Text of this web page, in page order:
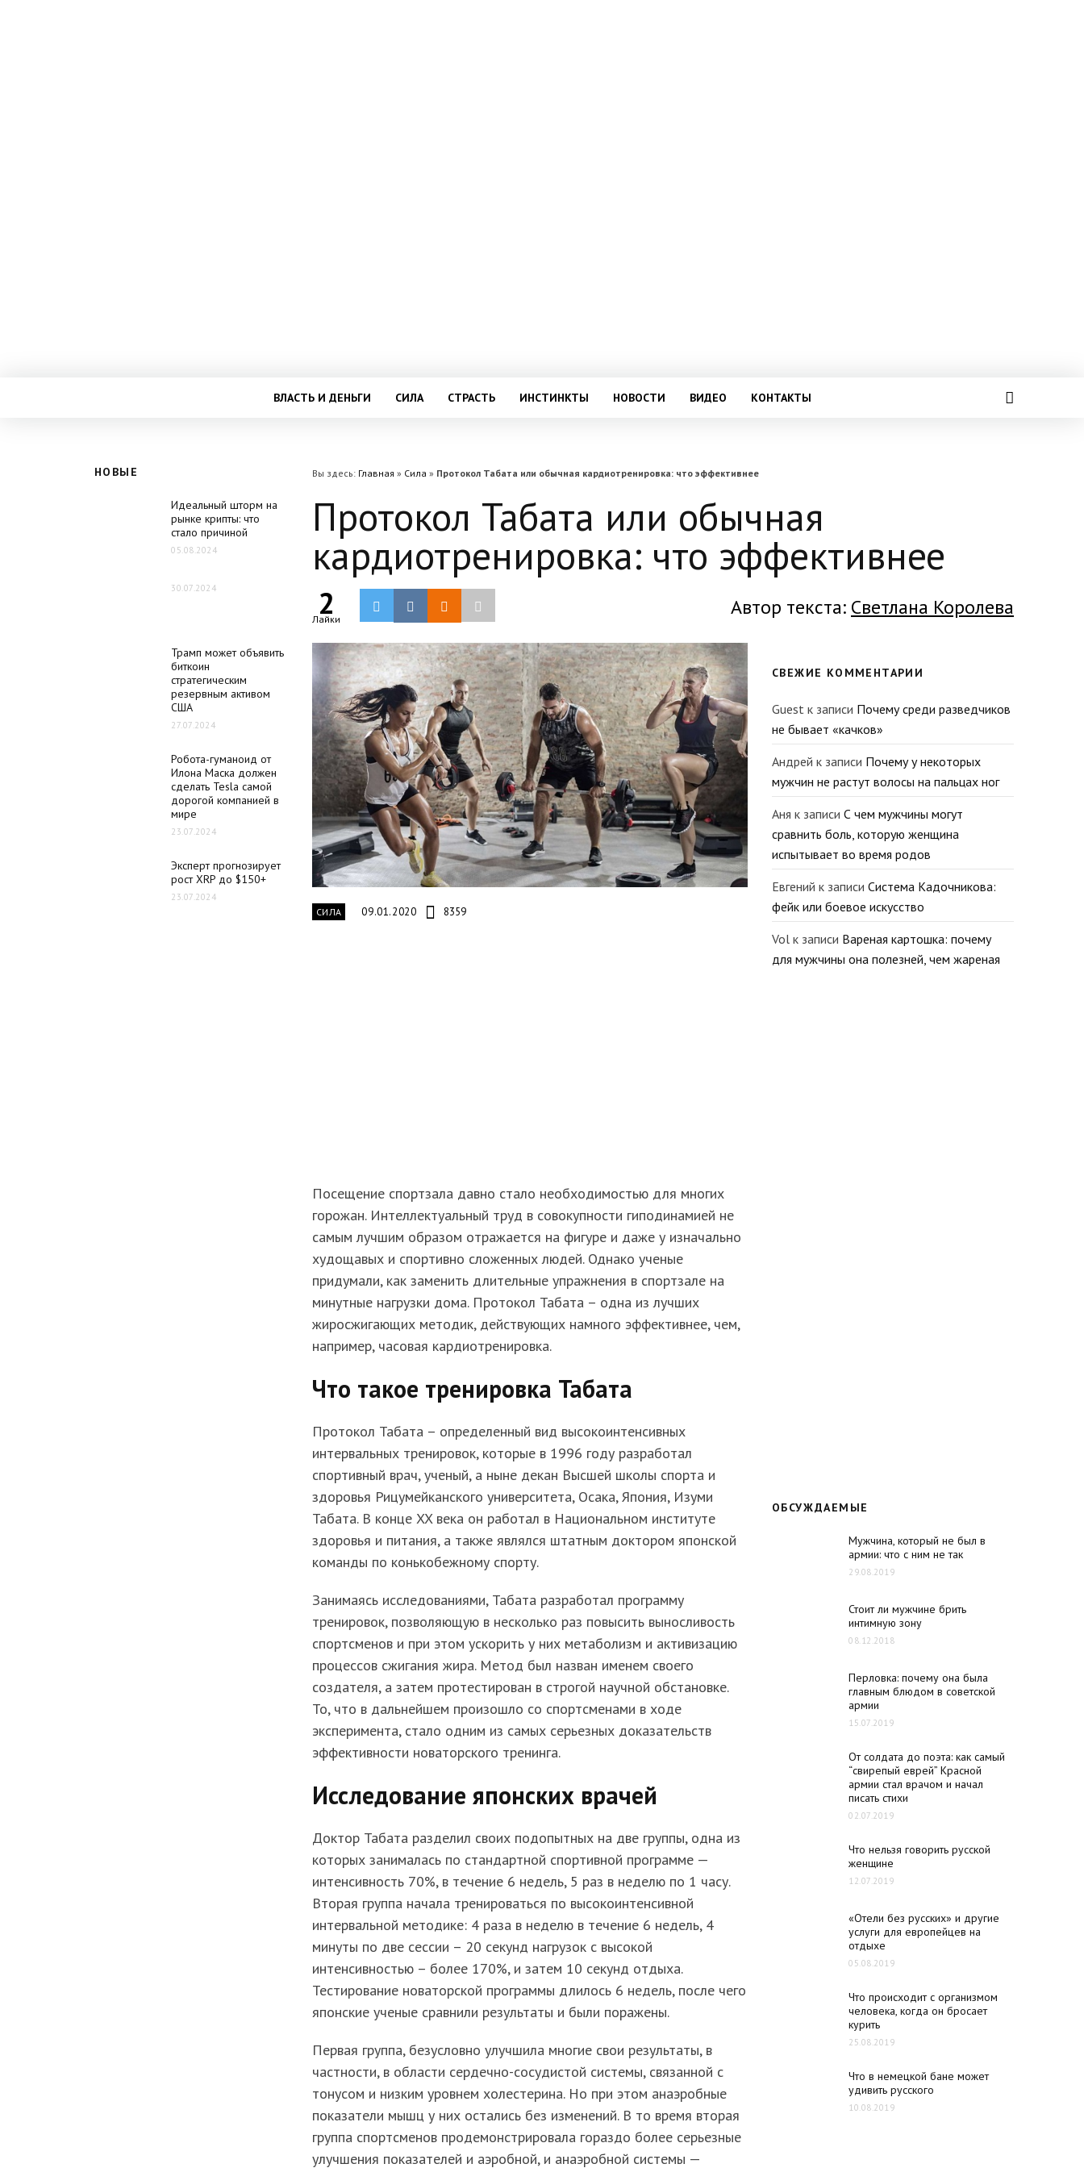
ВЛАСТЬ И ДЕНЬГИ СИЛА СТРАСТЬ ИНСТИНКТЫ НОВОСТИ ВИДЕО КОНТАКТЫ
НОВЫЕ
Идеальный шторм на
рынке крипты: что
стало причиной
05.08.2024
30.07.2024
Трамп может объявить
биткоин
стратегическим
резервным активом
США
27.07.2024
Робота-гуманоид от
Илона Маска должен
сделать Tesla самой
дорогой компанией в
мире
23.07.2024
Эксперт прогнозирует
рост XRP до $150+
23.07.2024
Вы здесь: Главная » Сила » Протокол Табата или обычная кардиотренировка: что эффективнее
Протокол Табата или обычная
кардиотренировка: что эффективнее
2
Лайки Автор текста: Светлана Королева
СИЛА 09.01.2020 8359
Посещение спортзала давно стало необходимостью для многих
горожан. Интеллектуальный труд в совокупности гиподинамией не
самым лучшим образом отражается на фигуре и даже у изначально
худощавых и спортивно сложенных людей. Однако ученые
придумали, как заменить длительные упражнения в спортзале на
минутные нагрузки дома. Протокол Табата – одна из лучших
жиросжигающих методик, действующих намного эффективнее, чем,
например, часовая кардиотренировка.
Что такое тренировка Табата
Протокол Табата – определенный вид высокоинтенсивных
интервальных тренировок, которые в 1996 году разработал
спортивный врач, ученый, а ныне декан Высшей школы спорта и
здоровья Рицумейканского университета, Осака, Япония, Изуми
Табата. В конце XX века он работал в Национальном институте
здоровья и питания, а также являлся штатным доктором японской
команды по конькобежному спорту.
Занимаясь исследованиями, Табата разработал программу
тренировок, позволяющую в несколько раз повысить выносливость
спортсменов и при этом ускорить у них метаболизм и активизацию
процессов сжигания жира. Метод был назван именем своего
создателя, а затем протестирован в строгой научной обстановке.
То, что в дальнейшем произошло со спортсменами в ходе
эксперимента, стало одним из самых серьезных доказательств
эффективности новаторского тренинга.
Исследование японских врачей
Доктор Табата разделил своих подопытных на две группы, одна из
которых занималась по стандартной спортивной программе —
интенсивность 70%, в течение 6 недель, 5 раз в неделю по 1 часу.
Вторая группа начала тренироваться по высокоинтенсивной
интервальной методике: 4 раза в неделю в течение 6 недель, 4
минуты по две сессии – 20 секунд нагрузок с высокой
интенсивностью – более 170%, и затем 10 секунд отдыха.
Тестирование новаторской программы длилось 6 недель, после чего
японские ученые сравнили результаты и были поражены.
Первая группа, безусловно улучшила многие свои результаты, в
частности, в области сердечно-сосудистой системы, связанной с
тонусом и низким уровнем холестерина. Но при этом анаэробные
показатели мышц у них остались без изменений. В то время вторая
группа спортсменов продемонстрировала гораздо более серьезные
улучшения показателей и аэробной, и анаэробной системы —
СВЕЖИЕ КОММЕНТАРИИ
Guest к записи Почему среди разведчиков
не бывает «качков»
Андрей к записи Почему у некоторых
мужчин не растут волосы на пальцах ног
Аня к записи С чем мужчины могут
сравнить боль, которую женщина
испытывает во время родов
Евгений к записи Система Кадочникова:
фейк или боевое искусство
Vol к записи Вареная картошка: почему
для мужчины она полезней, чем жареная
ОБСУЖДАЕМЫЕ
Мужчина, который не был в
армии: что с ним не так
29.08.2019
Стоит ли мужчине брить
интимную зону
08.12.2018
Перловка: почему она была
главным блюдом в советской
армии
15.07.2019
От солдата до поэта: как самый
“свирепый еврей” Красной
армии стал врачом и начал
писать стихи
02.07.2019
Что нельзя говорить русской
женщине
12.07.2019
«Отели без русских» и другие
услуги для европейцев на
отдыхе
05.08.2019
Что происходит с организмом
человека, когда он бросает
курить
25.08.2019
Что в немецкой бане может
удивить русского
10.08.2019